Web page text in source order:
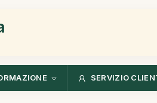
SERVIZIO